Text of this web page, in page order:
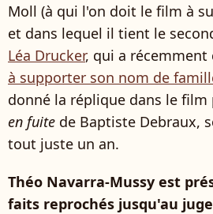
Moll (à qui l'on doit le film à
et dans lequel il tient le
Léa Drucker, qui a récemment
à supporter son nom de
donné la réplique dans le film
en fuite de Baptiste Debraux,
tout juste un an.
Théo Navarra-Mussy est
faits reprochés jusqu'au